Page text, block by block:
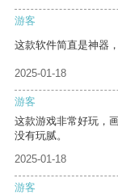
游客
这款软件简直是神器
2025-01-18
游客
这款游戏非常好玩，
没有玩腻。
2025-01-18
游客